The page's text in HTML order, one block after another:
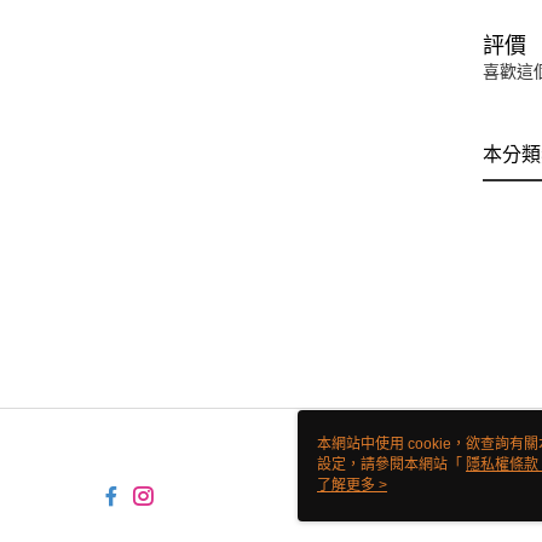
評價
喜歡這
本分
本網站中使用 cookie，欲查詢有
設定，請參閱本網站「 隱私權條款
使用 cookie。
了解更多 >